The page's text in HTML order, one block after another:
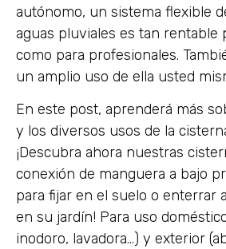
autónomo, un sistema flexible
aguas pluviales es tan rentable
como para profesionales.
un amplio uso de ella usted
En este post, aprenderá más
y los diversos usos de la
¡Descubra ahora nuestras
conexión de manguera a bajo
para fijar en el suelo o enterrar
en su jardín! Para uso
inodoro, lavadora…) y exterior